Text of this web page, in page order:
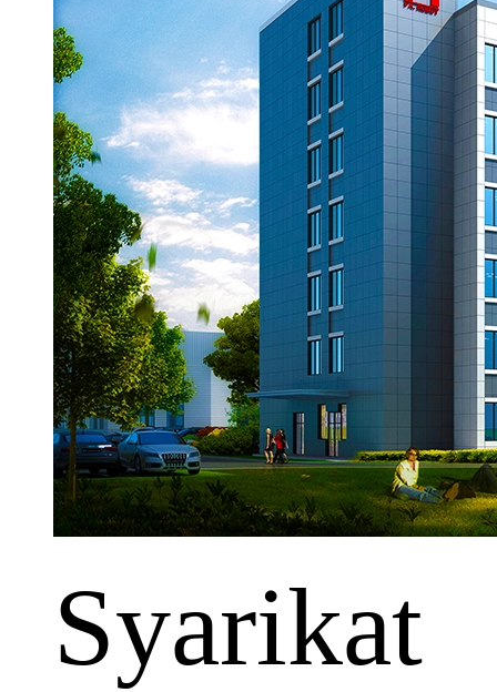
Syarikat